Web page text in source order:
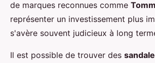
de marques reconnues comme
représenter un investissement plus
s'avère souvent judicieux à long
Il est possible de trouver des